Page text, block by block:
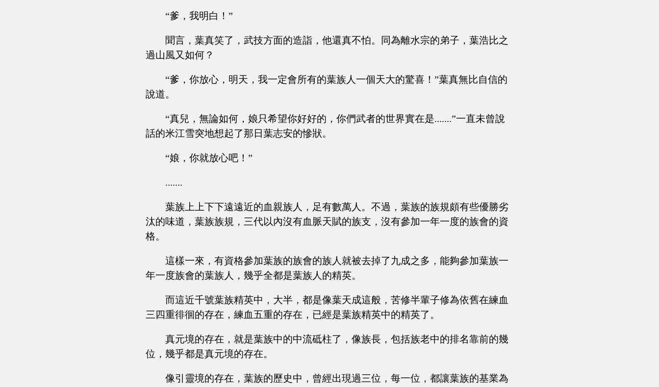
“爹，我明白！”
聞言，葉真笑了，武技方面的造詣，他還真不怕。同為離水宗的弟子，葉浩比之
過山風又如何？
“爹，你放心，明天，我一定會所有的葉族人一個天大的驚喜！”葉真無比自信的
說道。
“真兒，無論如何，娘只希望你好好的，你們武者的世界實在是.......”一直未曾說
話的米江雪突地想起了那日葉志安的慘狀。
“娘，你就放心吧！”
.......
葉族上上下下遠遠近的血親族人，足有數萬人。不過，葉族的族規頗有些優勝劣
汰的味道，葉族族規，三代以內沒有血脈天賦的族支，沒有參加一年一度的族會的資
格。
這樣一來，有資格參加葉族的族會的族人就被去掉了九成之多，能夠參加葉族一
年一度族會的葉族人，幾乎全都是葉族人的精英。
而這近千號葉族精英中，大半，都是像葉天成這般，苦修半輩子修為依舊在練血
三四重徘徊的存在，練血五重的存在，已經是葉族精英中的精英了。
真元境的存在，就是葉族中的中流砥柱了，像族長，包括族老中的排名靠前的幾
位，幾乎都是真元境的存在。
像引靈境的存在，葉族的歷史中，曾經出現過三位，每一位，都讓葉族的基業為